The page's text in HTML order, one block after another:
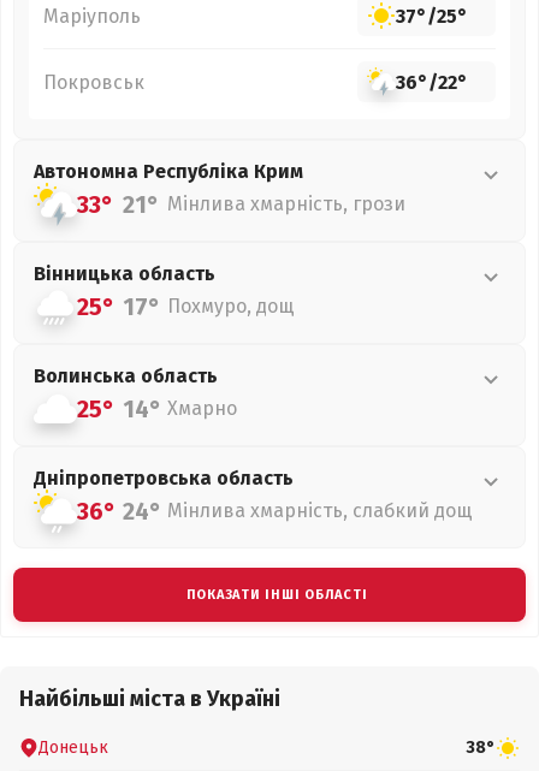
Маріуполь 37°/25°
Покровськ 36°/22°
Автономна Республіка Крим
33° 21° Мінлива хмарність, грози
Вінницька область
25° 17° Похмуро, дощ
Волинська область
25° 14° Хмарно
Дніпропетровська область
36° 24° Мінлива хмарність, слабкий дощ
ПОКАЗАТИ ІНШІ ОБЛАСТІ
Найбільші міста в Україні
Донецьк 38°